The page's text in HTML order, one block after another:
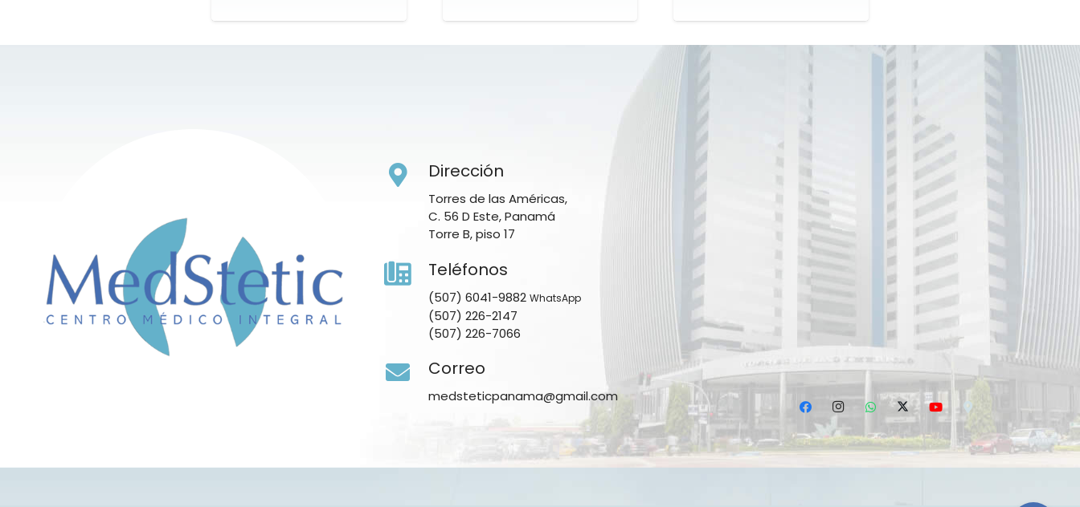
Dirección
Torres de las Américas,
C. 56 D Este, Panamá
Torre B, piso 17
Teléfonos
(507) 6041-9882 WhatsApp
(507) 226-2147
(507) 226-7066
Correo
medsteticpanama@gmail.com